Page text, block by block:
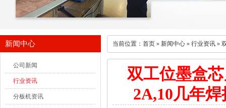
新闻中心
公司新闻
行业资讯
分板机资讯
当前位置： 首页 » 新闻中心 » 行业资讯 »
双工位墨盒
2A,10几年